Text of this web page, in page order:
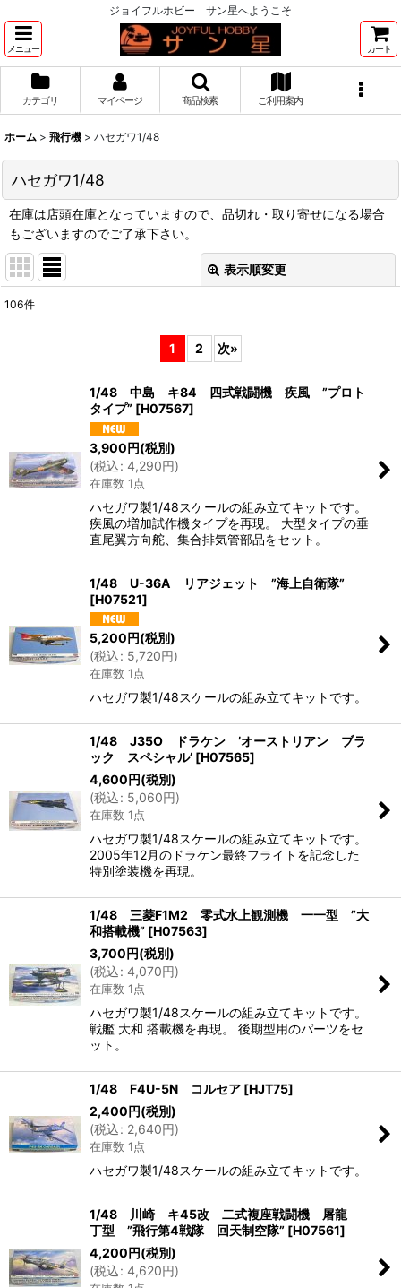
ジョイフルホビー サン星へようこそ
メニュー カート
カテゴリ マイページ 商品検索 ご利用案内
ホーム > 飛行機 > ハセガワ1/48
ハセガワ1/48
在庫は店頭在庫となっていますので、品切れ・取り寄せになる場合
もございますのでご了承下さい。
表示順変更
絞り込む
106件
1 2 次»
1/48 中島 キ84 四式戦闘機 疾風 ”プロト
タイプ” [H07567]
3,900円(税別)
(税込: 4,290円)
在庫数 1点
ハセガワ製1/48スケールの組み立てキットです。
疾風の増加試作機タイプを再現。 大型タイプの垂
直尾翼方向舵、集合排気管部品をセット。
1/48 U-36A リアジェット ”海上自衛隊”
[H07521]
5,200円(税別)
(税込: 5,720円)
在庫数 1点
ハセガワ製1/48スケールの組み立てキットです。
1/48 J35O ドラケン ’オーストリアン ブラ
ック スペシャル’ [H07565]
4,600円(税別)
(税込: 5,060円)
在庫数 1点
ハセガワ製1/48スケールの組み立てキットです。
2005年12月のドラケン最終フライトを記念した
特別塗装機を再現。
1/48 三菱F1M2 零式水上観測機 一一型 ”大
和搭載機” [H07563]
3,700円(税別)
(税込: 4,070円)
在庫数 1点
ハセガワ製1/48スケールの組み立てキットです。
戦艦 大和 搭載機を再現。 後期型用のパーツをセ
ット。
1/48 F4U-5N コルセア [HJT75]
2,400円(税別)
(税込: 2,640円)
在庫数 1点
ハセガワ製1/48スケールの組み立てキットです。
1/48 川崎 キ45改 二式複座戦闘機 屠龍
丁型 ”飛行第4戦隊 回天制空隊” [H07561]
4,200円(税別)
(税込: 4,620円)